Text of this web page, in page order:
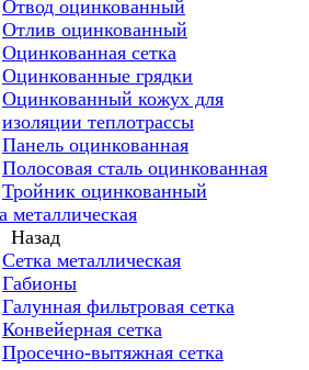
Отвод оцинкованный
Отлив оцинкованный
Оцинкованная сетка
Оцинкованные грядки
Оцинкованный кожух для
изоляции теплотрассы
Панель оцинкованная
Полосовая сталь оцинкованная
Тройник оцинкованный
металлическая
Назад
Сетка металлическая
Габионы
Галунная фильтровая сетка
Конвейерная сетка
Просечно-вытяжная сетка